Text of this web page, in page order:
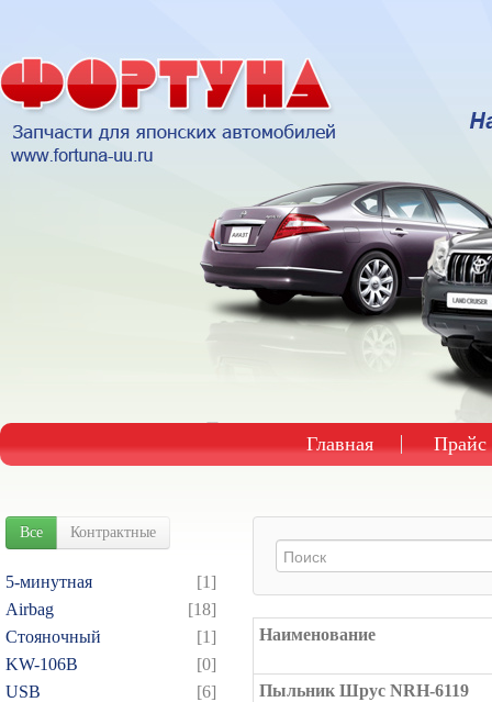
Главная Прайс
Все Контрактные
5-минутная
[1]
Airbag
[18]
Cтояночный
[1]
KW-106B
[0]
USB
[6]
Наименование
Пыльник Шрус NRH-6119